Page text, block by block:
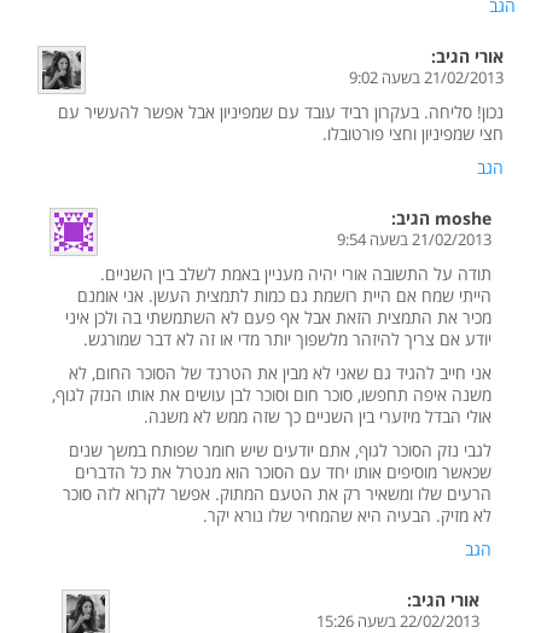
הגב
אורי הגיב:
21/02/2013 בשעה 9:02
נכון! סליחה. בעקרון רביד עובד עם שמפיניון אבל אפשר להעשיר עם
חצי שמפיניון וחצי פורטובלו.
הגב
moshe הגיב:
21/02/2013 בשעה 9:54
תודה על התשובה אורי יהיה מעניין באמת לשלב בין השניים.
הייתי שמח אם היית רושמת גם כמות לתמצית העשן. אני אומנם
מכיר את התמצית הזאת אבל אף פעם לא השתמשתי בה ולכן איני
יודע אם צריך להיזהר מלשפוך יותר מדי או זה לא דבר שמורגש.
אני חייב להגיד גם שאני לא מבין את הטרנד של הסוכר החום, לא
משנה איפה תחפשו, סוכר חום וסוכר לבן עושים את אותו הנזק לגוף,
אולי הבדל מיזערי בין השניים כך שזה ממש לא משנה.
לגבי נזק הסוכר לגוף, אתם יודעים שיש חומר שפותח במשך שנים
שכאשר מוסיפים אותו יחד עם הסוכר הוא מנטרל את כל הדברים
הרעים שלו ומשאיר רק את הטעם המתוק. אפשר לקרוא לזה סוכר
לא מזיק. הבעיה היא שהמחיר שלו נורא יקר.
הגב
אורי הגיב:
22/02/2013 בשעה 15:26